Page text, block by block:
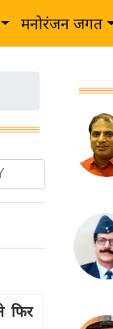
मनोरंजन जगत
फिर